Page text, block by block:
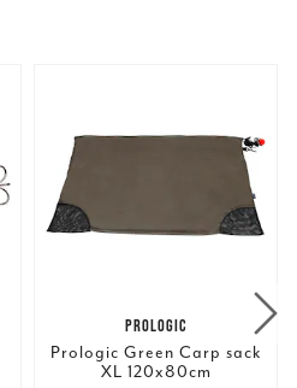
PROLOGIC
Prologic Green Carp sack
XL 120x80cm